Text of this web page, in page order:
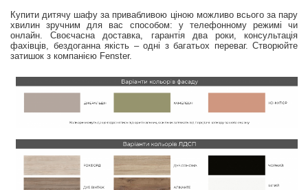
Купити дитячу шафу за привабливою ціною можливо всього за пару
хвилин зручним для вас способом: у телефонному режимі чи
онлайн. Своєчасна доставка, гарантія два роки, консультація
фахівців, бездоганна якість – одні з багатьох переваг. Створюйте
затишок з компанією Fenster.